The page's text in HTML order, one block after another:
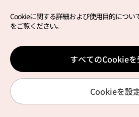
Copyright (c) Korea Tourism
サイトエラー報告公式メール
japanese@knto.or.kr
Cookieに関する詳細および使用目的につい
をご覧ください。
すべてのCookieを
Cookieを設